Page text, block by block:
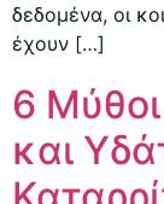
δεδομένα, οι
έχουν […]
6
και